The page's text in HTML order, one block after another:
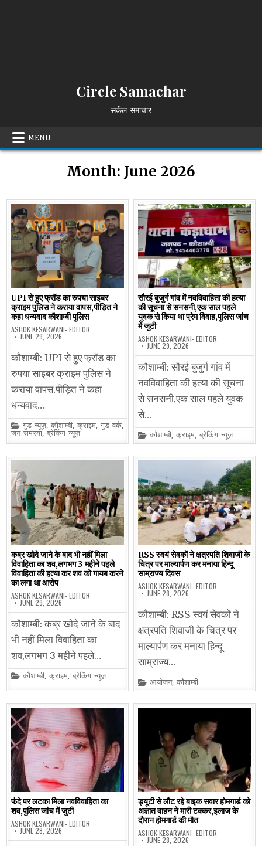
Circle Samachar
सर्कल समाचार
MENU
Month: June 2026
UPI से हुए फ्रॉड का रुपया साइबर
क्राइम पुलिस ने कराया वापस,पीड़ित ने
कहा धन्यवाद कौशाम्बी पुलिस
ASHOK KESARWANI- EDITOR
JUNE 29, 2026
कौशाम्बी: UPI से हुए फ्रॉड का
रुपया साइबर क्राइम पुलिस ने
कराया वापस,पीड़ित ने कहा
धन्यवाद…
Posted
in
गुड न्यूज़,कौशाम्बी,क्राइम,गुड वर्क,
जन समस्या,ब्रेकिंग न्यूज़
सौरई बुजुर्ग गांव में नवविवाहिता की हत्या
की सूचना से सनसनी,एक साल पहले
युवक से किया था प्रेम विवाह,पुलिस जांच
में जुटी
ASHOK KESARWANI- EDITOR
JUNE 29, 2026
कौशाम्बी: सौरई बुजुर्ग गांव में
नवविवाहिता की हत्या की सूचना
से सनसनी,एक साल पहले युवक
से…
Posted
in
कौशाम्बी,क्राइम,ब्रेकिंग न्यूज़
कब्र खोदे जाने के बाद भी नहीं मिला
विवाहिता का शव,लगभग 3 महीने पहले
विवाहिता की हत्या कर शव को गायब करने
का लगा था आरोप
ASHOK KESARWANI- EDITOR
JUNE 29, 2026
कौशाम्बी: कब्र खोदे जाने के बाद
भी नहीं मिला विवाहिता का
शव,लगभग 3 महीने पहले…
Posted
कौशाम्बी,क्राइम,ब्रेकिंग न्यूज़
RSS स्वयं सेवकों ने क्षत्रपति शिवाजी के
चित्र पर माल्यार्पण कर मनाया हिन्दू
साम्राज्य दिवस
ASHOK KESARWANI- EDITOR
JUNE 28, 2026
कौशाम्बी: RSS स्वयं सेवकों ने
क्षत्रपति शिवाजी के चित्र पर
माल्यार्पण कर मनाया हिन्दू
साम्राज्य…
Posted
in
आयोजन,कौशाम्बी
फंदे पर लटका मिला नवविवाहिता का
शव,पुलिस जांच में जुटी
ASHOK KESARWANI- EDITOR
JUNE 28, 2026
ड्यूटी से लौट रहे बाइक सवार होमगार्ड को
अज्ञात वाहन ने मारी टक्कर,इलाज के
दौरान होमगार्ड की मौत
ASHOK KESARWANI- EDITOR
JUNE 28, 2026